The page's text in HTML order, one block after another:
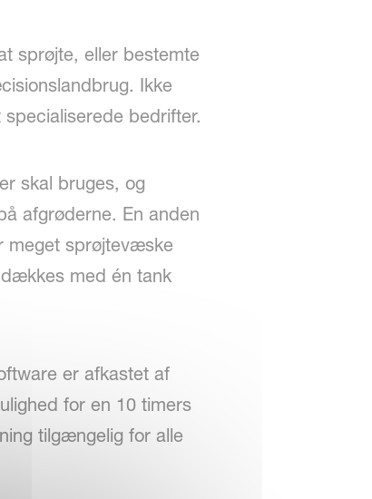
sprøjte, eller bestemte
Ikke
bedrifter.
skal bruges, og
afgrøderne. En anden
meget sprøjtevæske
med én tank
er afkastet af
for en 10 timers
tilgængelig for alle